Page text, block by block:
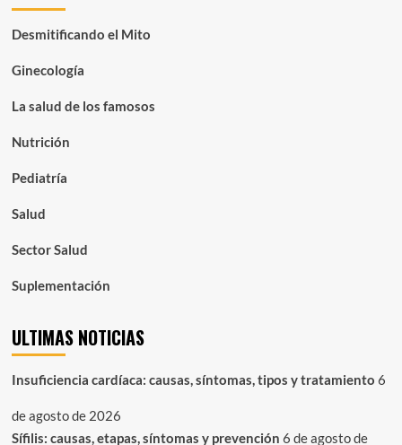
Desmitificando el Mito
Ginecología
La salud de los famosos
Nutrición
Pediatría
Salud
Sector Salud
Suplementación
ULTIMAS NOTICIAS
Insuficiencia cardíaca: causas, síntomas, tipos y tratamiento 6
de agosto de 2026
Sífilis: causas, etapas, síntomas y prevención 6 de agosto de